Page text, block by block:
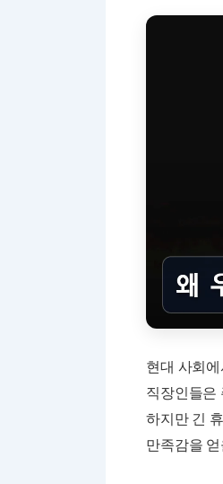
현대 사회
직장인들은
하지만 긴
만족감을